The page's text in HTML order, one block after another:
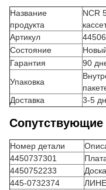
Название
продукта
NCR
Артикул
Состояние
Гарантия
90
Упаковка
Доставка
3-5
Сопутствующие
Номер детали
4450737301
4450752233
445-0732374